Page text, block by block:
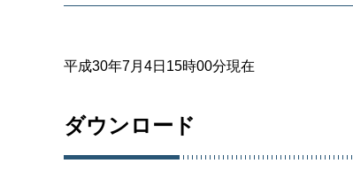
平成30年7月4日15時00分現在
ダウンロード